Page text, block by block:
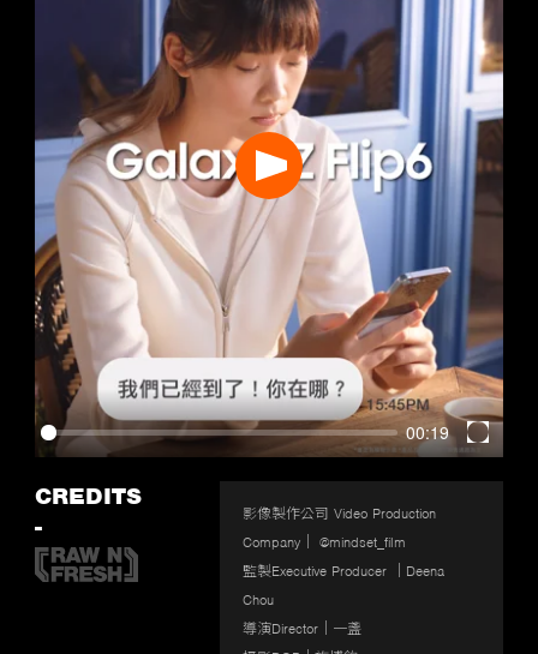
00:19
Enter
Play
CREDITS
-
影像製作公司 Video Production
Company｜ @mindset_film
監製Executive Producer ｜Deena
Chou
導演Director｜一盞